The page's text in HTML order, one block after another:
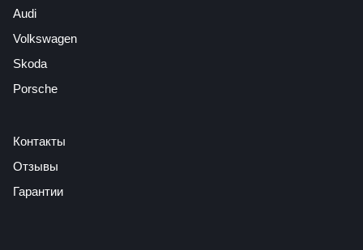
Audi
Volkswagen
Skoda
Porsche
Контакты
Отзывы
Гарантии